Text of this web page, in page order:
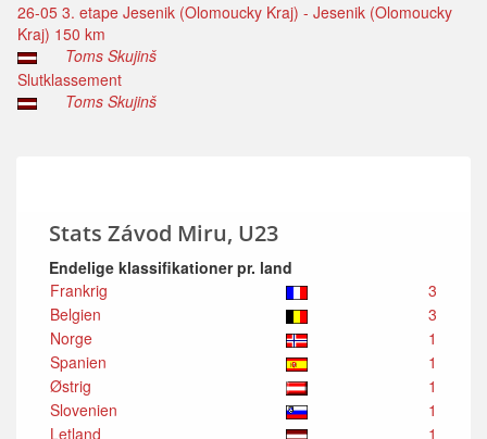
26-05 3. etape Jesenik (Olomoucky Kraj) - Jesenik (Olomoucky
Kraj) 150 km
Toms Skujinš
Slutklassement
Toms Skujinš
Stats Závod Miru, U23
Endelige klassifikationer pr. land
Frankrig
3
Belgien
3
Norge
1
Spanien
1
Østrig
1
Slovenien
1
Letland
1